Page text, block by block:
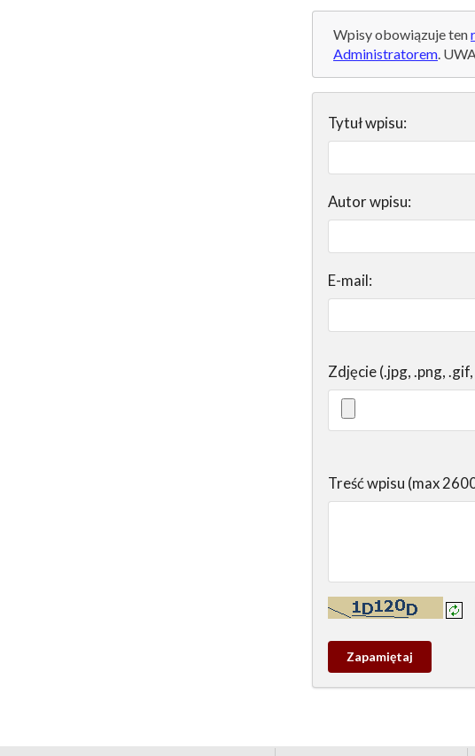
Wpisy obowiązuje ten
Administratorem .
Tytuł wpisu:
Autor wpisu:
E-mail:
Zdjęcie (.jpg, .png,
Treść wpisu (max
Kontrola - wprowadź tekst
Zapamietaj
wpis